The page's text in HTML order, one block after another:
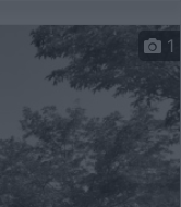
1